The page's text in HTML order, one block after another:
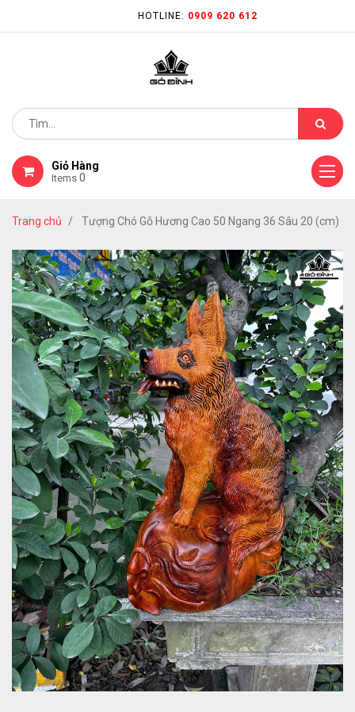
HOTLINE: 0909 620 612
Giỏ Hàng
Items 0
Trang chủ Tượng Chó Gỗ Hương Cao 50 Ngang 36 Sâu 20 (cm)